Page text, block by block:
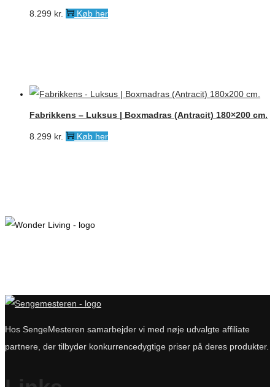
8.299 kr. Køb her
Fabrikkens – Luksus | Boxmadras (Antracit) 180×200 cm.
8.299 kr. Køb her
Hos SengeMesteren samarbejder vi med nøje udvalgte affiliate
partnere, der tilbyder konkurrencedygtige priser på deres produkter.